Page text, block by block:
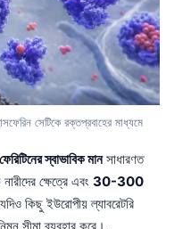
সেটিকে রক্তপ্রবাহের মাধ্যমে
ফেরিটিনের স্বাভাবিক মানসাধারণত
ক্ষেত্রে এবং 30-300
কিছু ইউরোপীয় ল্যাবরেটরি
সীমা ব্যবহার করে।.